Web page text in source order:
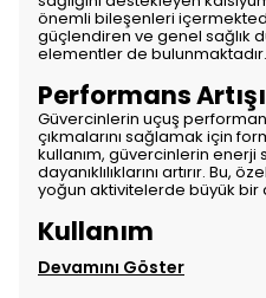
önemli bileşenleri
güçlendiren ve genel sağlık
elementler de bulunmaktadır.
Performans Artışı
Güvercinlerin uçuş
çıkmalarını sağlamak için
kullanım, güvercinlerin enerji
dayanıklılıklarını artırır. Bu,
yoğun aktivitelerde büyük bir
Kullanım
Devamını Göster